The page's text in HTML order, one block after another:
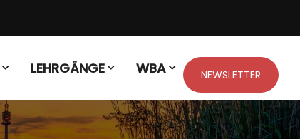
LEHRGÄNGE WBA NEWSLETTER